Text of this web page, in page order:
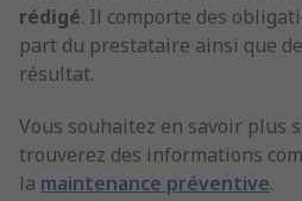
rédigé. Il comporte des
part du prestataire ainsi que
résultat.
Vous souhaitez en savoir plus
trouverez des informations
la maintenance préventive.